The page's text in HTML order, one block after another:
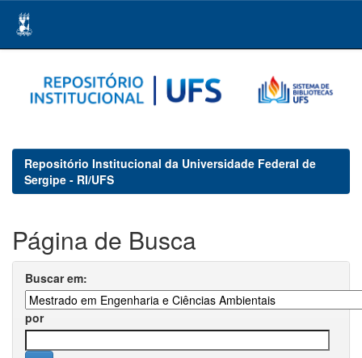
navigation
Repositório Institucional da Universidade Federal de
Sergipe - RI/UFS
Página de Busca
Buscar em:
por